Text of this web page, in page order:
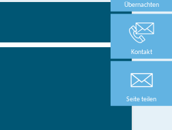
Übernachten
Kontakt
Seite teilen